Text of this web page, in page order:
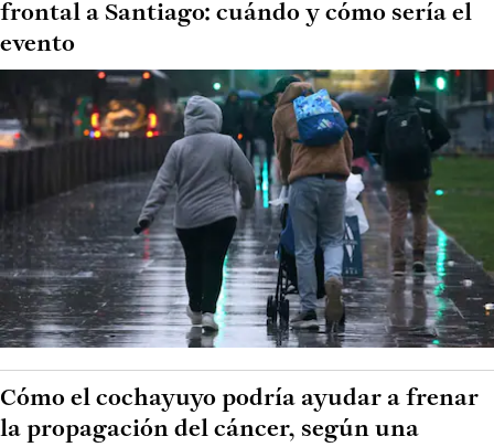
frontal a Santiago: cuándo y cómo sería el
evento
Cómo el cochayuyo podría ayudar a frenar
la propagación del cáncer, según una